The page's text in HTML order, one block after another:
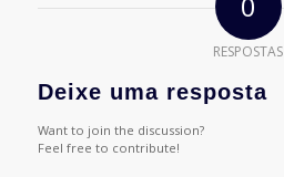
RESPOSTAS
Deixe uma resposta
Want to join the discussion?
Feel free to contribute!